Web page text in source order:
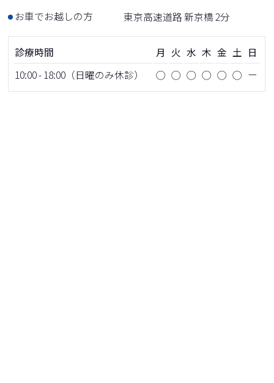
お車でお越しの方
東京高速道路 新京橋 2分
診療時間 月 火 水 木 金 土 日
10:00 - 18:00（日曜のみ休診）
◯ ◯ ◯ ◯ ◯ ◯ ー